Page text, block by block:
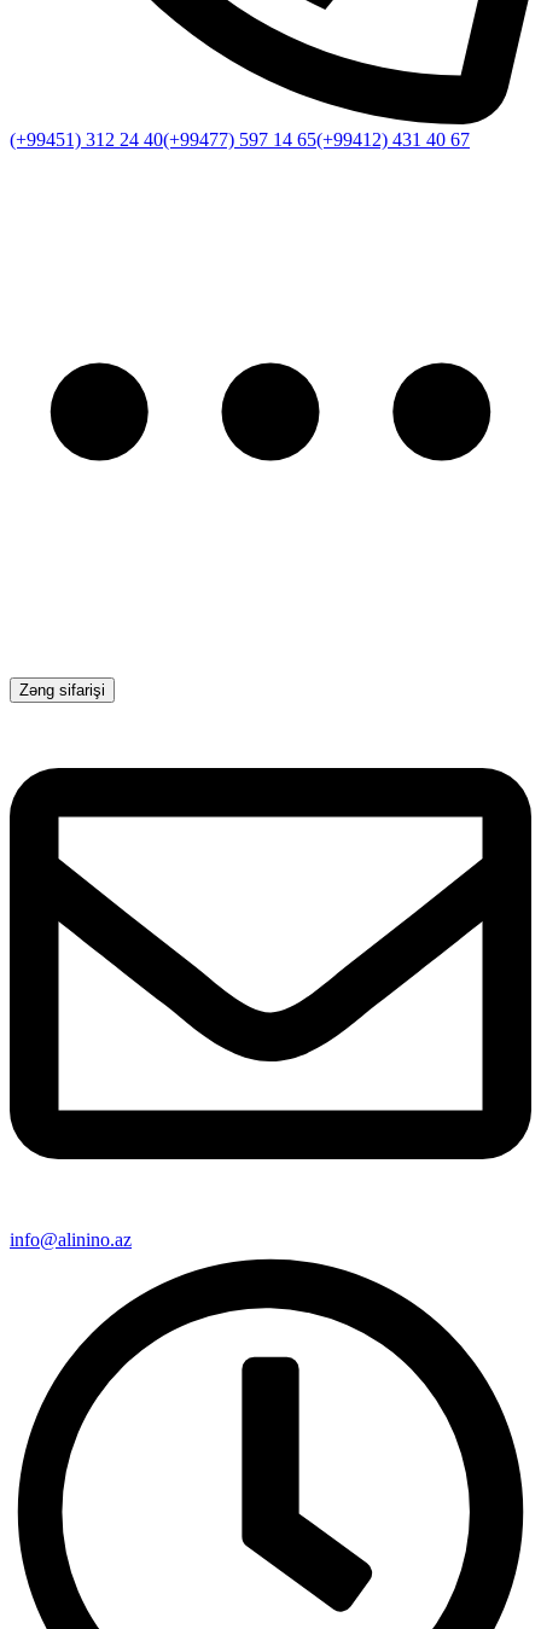
(+99451) 312 24 40(+99477) 597 14 65(+99412) 431 40 67
Zəng sifarişi
info@alinino.az